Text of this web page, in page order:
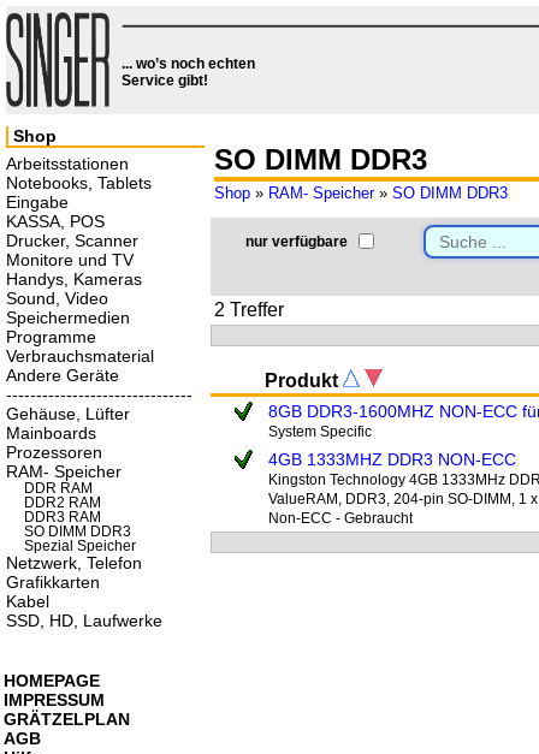
... wo’s noch echten
Service gibt!
SO DIMM DDR3
Shop » RAM- Speicher» SO DIMM DDR3
nur verfügbare
2 Treffer
Produkt
8GB DDR3-1600MHZ NON-ECC
System Specific
4GB 1333MHZ DDR3 NON-ECC
Kingston Technology 4GB 1333MHz
ValueRAM, DDR3, 204-pin SO-DIMM, 1
Non-ECC - Gebraucht
Shop
Arbeitsstationen
Notebooks, Tablets
Eingabe
KASSA, POS
Drucker, Scanner
Monitore und TV
Handys, Kameras
Sound, Video
Speichermedien
Programme
Verbrauchsmaterial
Andere Geräte
-------------------------------
Gehäuse, Lüfter
Mainboards
Prozessoren
RAM- Speicher
DDR RAM
DDR2 RAM
DDR3 RAM
SO DIMM DDR3
Spezial Speicher
Netzwerk, Telefon
Grafikkarten
Kabel
SSD, HD, Laufwerke
HOMEPAGE
IMPRESSUM
GRÄTZELPLAN
AGB